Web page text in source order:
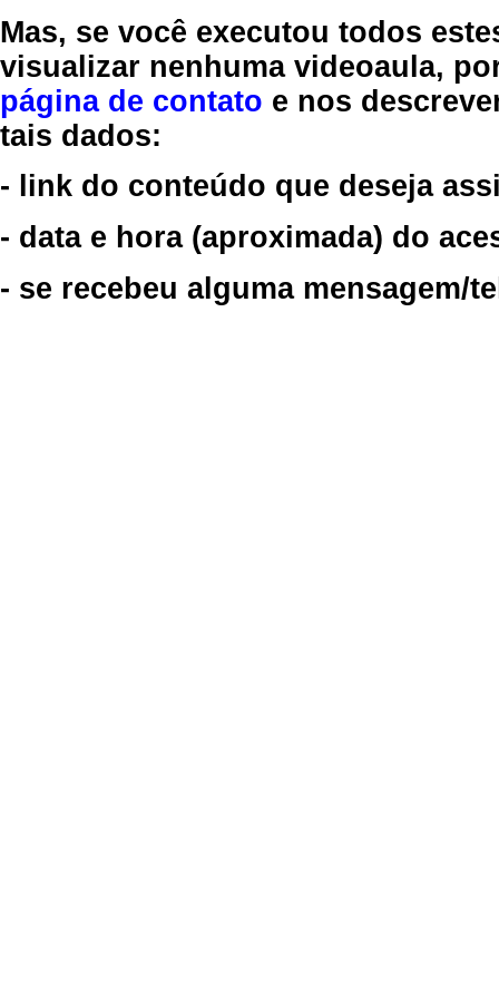
Mas, se você executou todos
visualizar nenhuma videoaula,
página de contato e nos
tais dados:
- link do conteúdo que deseja
- data e hora (aproximada) do
- se recebeu alguma mensagem/